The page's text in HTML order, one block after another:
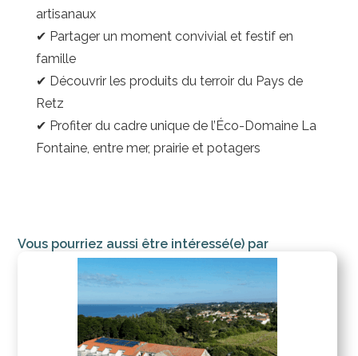
artisanaux
✔ Partager un moment convivial et festif en
famille
✔ Découvrir les produits du terroir du Pays de
Retz
✔ Profiter du cadre unique de l’Éco-Domaine La
Fontaine, entre mer, prairie et potagers
Vous pourriez aussi être intéressé(e) par